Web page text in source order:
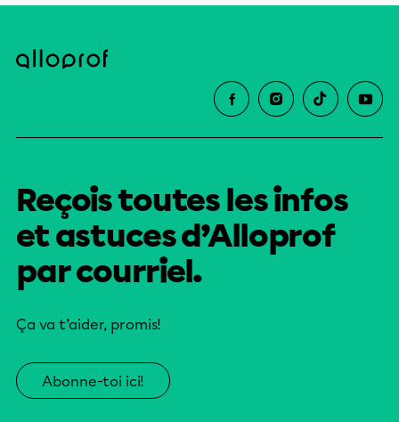
Reçois toutes les infos
et astuces d’Alloprof
par courriel.
Ça va t’aider, promis!
Abonne-toi ici!